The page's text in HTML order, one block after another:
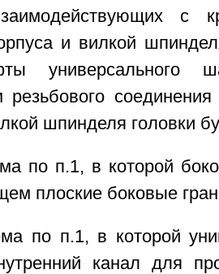
с
и вилкой
универсального
резьбового
шпинделя головки
по п.1, в которой
плоские боковые
по п.1, в которой
канал для